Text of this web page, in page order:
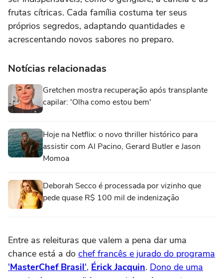
frutas cítricas. Cada família costuma ter seus
próprios segredos, adaptando quantidades e
acrescentando novos sabores no preparo.
Notícias relacionadas
Gretchen mostra recuperação após transplante
capilar: 'Olha como estou bem'
Hoje na Netflix: o novo thriller histórico para
assistir com Al Pacino, Gerard Butler e Jason
Momoa
Deborah Secco é processada por vizinho que
pede quase R$ 100 mil de indenização
Entre as releituras que valem a pena dar uma
chance está a do chef francês e jurado do programa
'MasterChef Brasil', Érick Jacquin. Dono de uma